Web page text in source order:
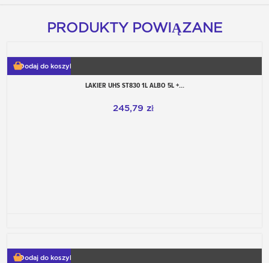
PRODUKTY POWIĄZANE
Dodaj do koszyka
LAKIER UHS ST830 1L ALBO 5L +...
245,79 zł
Dodaj do koszyka